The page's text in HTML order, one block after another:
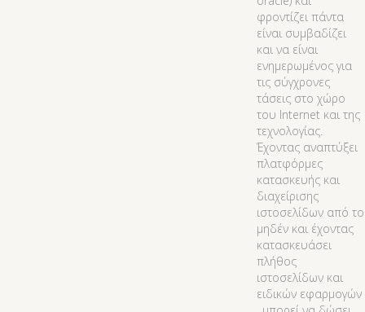
φροντίζει πάντα
είναι συμβαδίζει
και να είναι
ενημερωμένος για
τις σύγχρονες
τάσεις στο χώρο
του Internet και της
τεχνολογίας.
Έχοντας αναπτύξει
πλατφόρμες
κατασκευής και
διαχείρισης
ιστοσελίδων από το
μηδέν και έχοντας
κατασκευάσει
πλήθος
ιστοσελίδων και
ειδικών εφαρμογών